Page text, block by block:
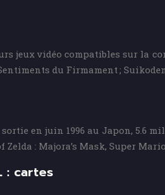
jeux vidéo compatibles sur la
du Firmament ;
en juin 1996 au Japon, 5.6
Zelda : Majora’s Mask, Super
: cartes